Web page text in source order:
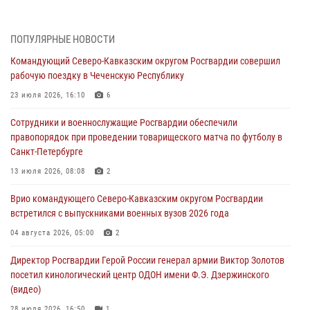
В Москве росгвардейцы задержали троих мужчин, устроивших
06 августа 2026, 11:20
Взрывотехники Росгвардии на Ставрополье обезвредили снаряд
06 августа 2026, 11:15
Подвиги героев‑росгвардейцев увековечили в новой музейной
экспозиции белгородского музея‑диорамы «Курская битва.
06 августа 2026, 10:30 3
Охрану общественного порядка и безопасность на футбольном
06 августа 2026, 10:13 1
ПОПУЛЯРНЫЕ НОВОСТИ
Командующий Северо-Кавказским округом Росгвардии совершил
рабочую поездку в Чеченскую Республику
23 июля 2026, 16:10 6
Сотрудники и военнослужащие Росгвардии обеспечили
правопорядок при проведении товарищеского матча по футболу в
Санкт-Петербурге
13 июля 2026, 08:08 2
Врио командующего Северо-Кавказским округом Росгвардии
встретился с выпускниками военных вузов 2026 года
04 августа 2026, 05:00 2
Директор Росгвардии Герой России генерал армии Виктор Золотов
посетил кинологический центр ОДОН имени Ф.Э. Дзержинского
(видео)